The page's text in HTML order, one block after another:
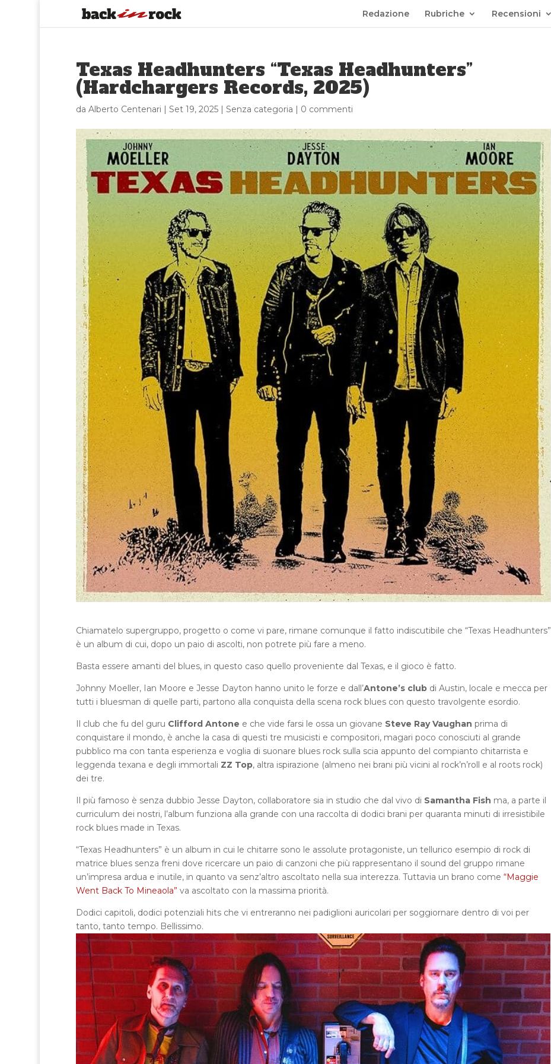
Redazione Rubriche Recensioni
Texas Headhunters “Texas Headhunters”
(Hardchargers Records, 2025)
da Alberto Centenari | Set 19, 2025| Senza categoria | 0 commenti
Chiamatelo supergruppo, progetto o come vi pare, rimane comunque il fatto indiscutibile che “Texas Headhunters”
è un album di cui, dopo un paio di ascolti, non potrete più fare a meno.
Basta essere amanti del blues, in questo caso quello proveniente dal Texas, e il gioco è fatto.
Johnny Moeller, Ian Moore e Jesse Dayton hanno unito le forze e dall’Antone’s clubdi Austin, locale e mecca per
tutti i bluesman di quelle parti, partono alla conquista della scena rock blues con questo travolgente esordio.
Il club che fu del guru Clifford Antone e che vide farsi le ossa un giovane Steve Ray Vaughan prima di
conquistare il mondo, è anche la casa di questi tre musicisti e compositori, magari poco conosciuti al grande
pubblico ma con tanta esperienza e voglia di suonare blues rock sulla scia appunto del compianto chitarrista e
leggenda texana e degli immortali ZZ Top, altra ispirazione (almeno nei brani più vicini al rock’n’roll e al roots rock)
dei tre.
Il più famoso è senza dubbio Jesse Dayton, collaboratore sia in studio che dal vivo di Samantha Fish ma, a parte il
curriculum dei nostri, l’album funziona alla grande con una raccolta di dodici brani per quaranta minuti di irresistibile
rock blues made in Texas.
“Texas Headhunters” è un album in cui le chitarre sono le assolute protagoniste, un tellurico esempio di rock di
matrice blues senza freni dove ricercare un paio di canzoni che più rappresentano il sound del gruppo rimane
un’impresa ardua e inutile, in quanto va senz’altro ascoltato nella sua interezza. Tuttavia un brano come “Maggie
Went Back To Mineaola” va ascoltato con la massima priorità.
Dodici capitoli, dodici potenziali hits che vi entreranno nei padiglioni auricolari per soggiornare dentro di voi per
tanto, tanto tempo. Bellissimo.